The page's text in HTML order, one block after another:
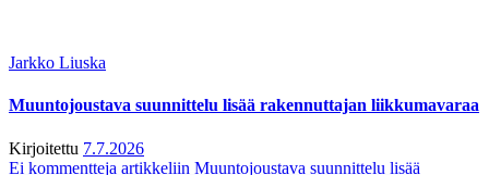
Jarkko Liuska
Muuntojoustava suunnittelu lisää rakennuttajan liikkumavaraa
Kirjoitettu 7.7.2026
Ei kommentteja artikkeliin Muuntojoustava suunnittelu lisää